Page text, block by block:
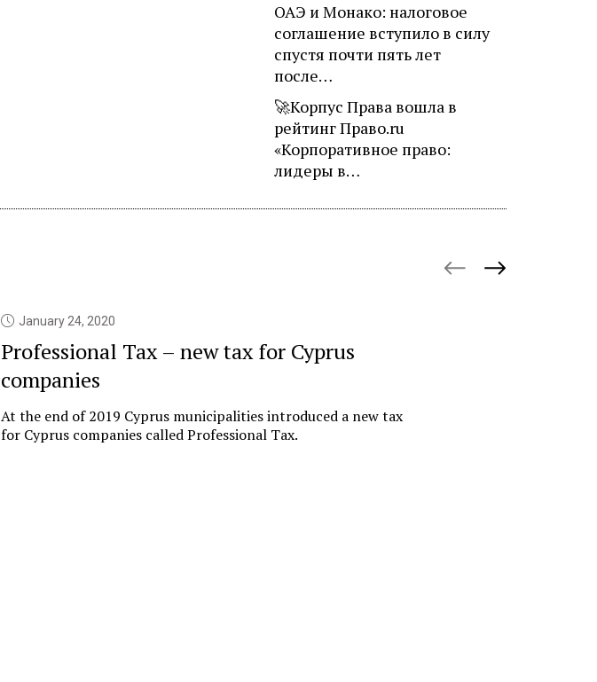
ОАЭ и Монако: налоговое
соглашение вступило в силу
спустя почти пять лет
после…
🚀Корпус Права вошла в
рейтинг Право.ru
«Корпоративное право:
лидеры в…
January 24, 2020
Professional Tax – new tax for Cyprus
companies
At the end of 2019 Cyprus municipalities introduced a new tax
for Cyprus companies called Professional Tax.